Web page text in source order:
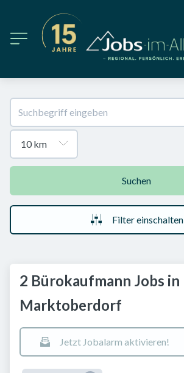
Suchen
Filter einschalten
2 Bürokaufmann Jobs in
Marktoberdorf
Jetzt Jobalarm aktivieren!